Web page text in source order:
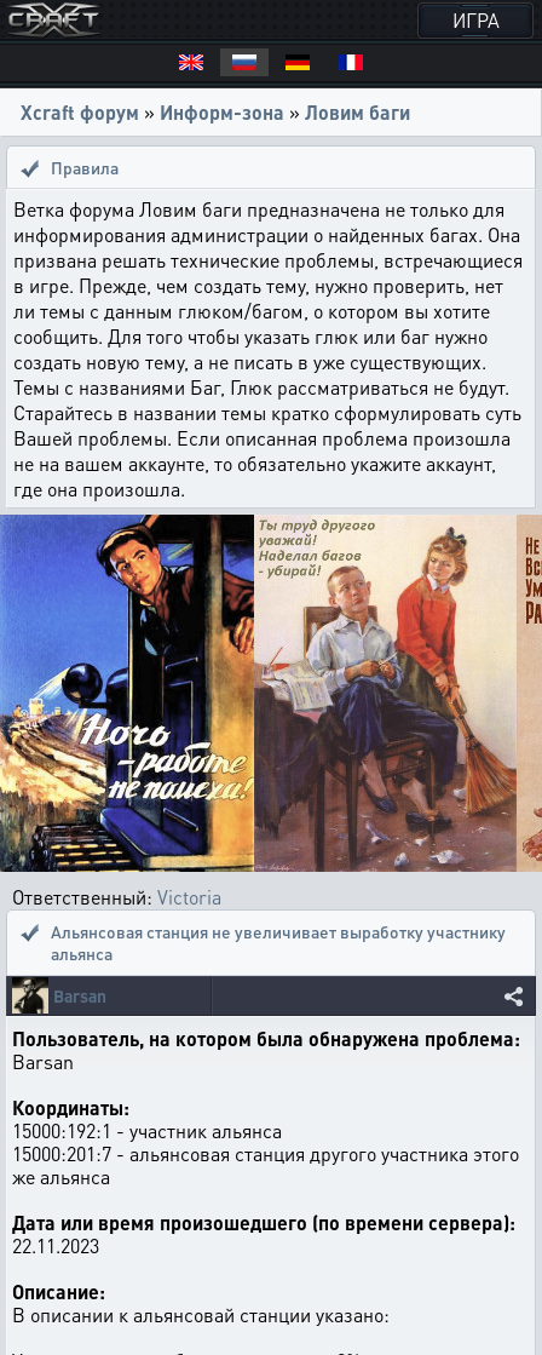
ИГРА
Xcraft форум » Информ-зона » Ловим баги
Правила
Ветка форума Ловим баги предназначена не только для
информирования администрации о найденных багах. Она
призвана решать технические проблемы, встречающиеся
в игре. Прежде, чем создать тему, нужно проверить, нет
ли темы с данным глюком/багом, о котором вы хотите
сообщить. Для того чтобы указать глюк или баг нужно
создать новую тему, а не писать в уже существующих.
Темы с названиями Баг, Глюк рассматриваться не будут.
Старайтесь в названии темы кратко сформулировать суть
Вашей проблемы. Если описанная проблема произошла
не на вашем аккаунте, то обязательно укажите аккаунт,
где она произошла.
Ответственный: Victoria
Альянсовая станция не увеличивает выработку участнику
альянса
Barsan
Пользователь, на котором была обнаружена проблема:
Barsan
Координаты:
15000:192:1 - участник альянса
15000:201:7 - альянсовая станция другого участника этого
же альянса
Дата или время произошедшего (по времени сервера):
22.11.2023
Описание:
В описании к альянсовай станции указано: